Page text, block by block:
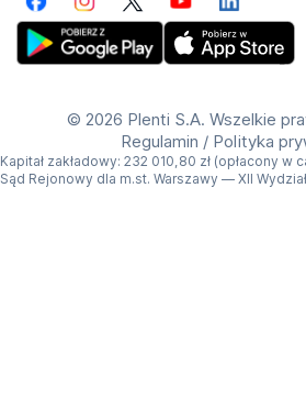
FacebookInstagramTwitterYouTubeLinkedIn
© 2026 Plenti S.A. Wszelkie
Regulamin / Polityka
Kapitał zakładowy: 232 010,80 zł (opłacony w
Sąd Rejonowy dla m.st. Warszawy — XII